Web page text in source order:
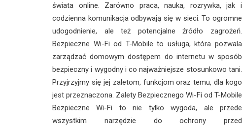
świata online. Zarówno praca, nauka, rozrywka, jak i
codzienna komunikacja odbywają się w sieci. To ogromne
udogodnienie, ale też potencjalne źródło zagrożeń.
Bezpieczne Wi-Fi od T-Mobile to usługa, która pozwala
zarządzać domowym dostępem do internetu w sposób
bezpieczny i wygodny i co najważniejsze stosunkowo tani.
Przyjrzyjmy się jej zaletom, funkcjom oraz temu, dla kogo
jest przeznaczona. Zalety Bezpiecznego Wi-Fi od T-Mobile
Bezpieczne Wi-Fi to nie tylko wygoda, ale przede
wszystkim narzędzie do ochrony przed